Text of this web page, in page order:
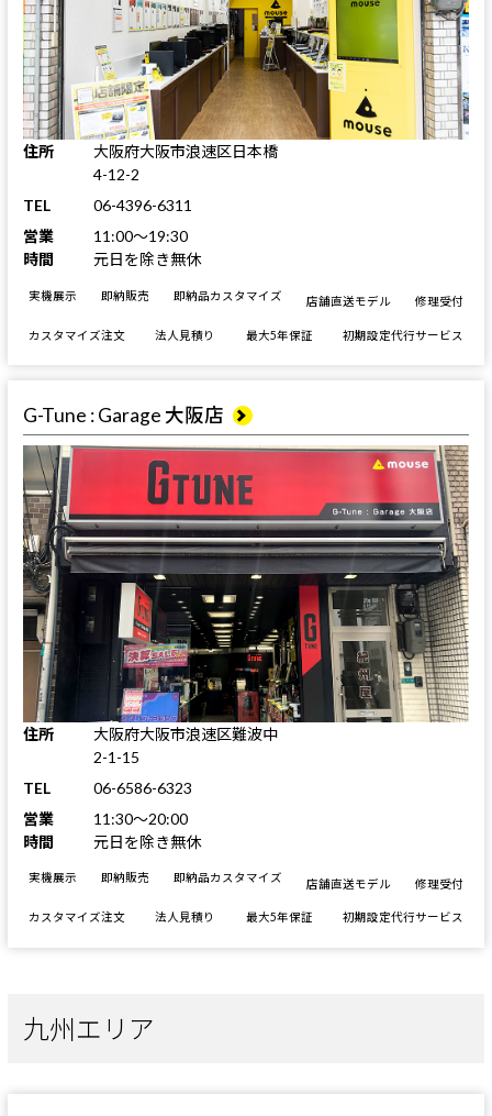
住所
大阪府大阪市浪速区日本橋
4-12-2
TEL
06-4396-6311
営業
時間
11:00～19:30
元日を除き無休
実機展示 即納販売 即納品カスタマイズ 店舗直送モデル 修理受付
カスタマイズ注文 法人見積り 最大5年保証 初期設定代行サービス
G-Tune : Garage 大阪店
住所
大阪府大阪市浪速区難波中
2-1-15
TEL
06-6586-6323
営業
時間
11:30～20:00
元日を除き無休
実機展示 即納販売 即納品カスタマイズ 店舗直送モデル 修理受付
カスタマイズ注文 法人見積り 最大5年保証 初期設定代行サービス
九州エリア